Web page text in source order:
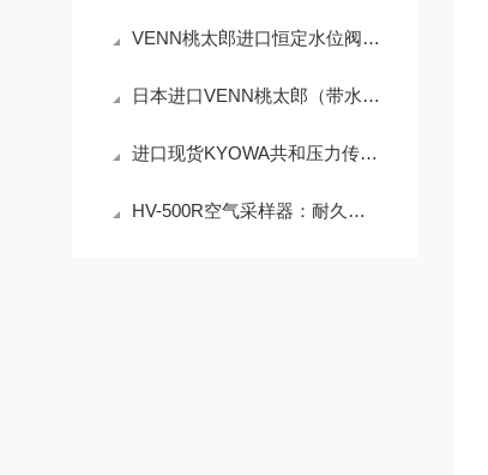
VENN桃太郎进口恒定水位阀LP8AN-F32
日本进口VENN桃太郎（带水一般用途调节机构）LP9HN-F40恒水位阀
进口现货KYOWA共和压力传感器 PG-200KU
HV-500R空气采样器：耐久性设计，适应恶劣环境